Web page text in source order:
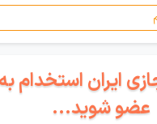
ایران استخدام
عضو شوید...